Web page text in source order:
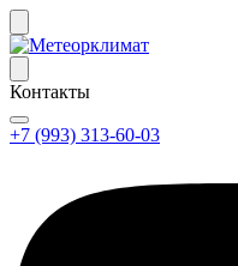
Контакты
+7 (993) 313-60-03